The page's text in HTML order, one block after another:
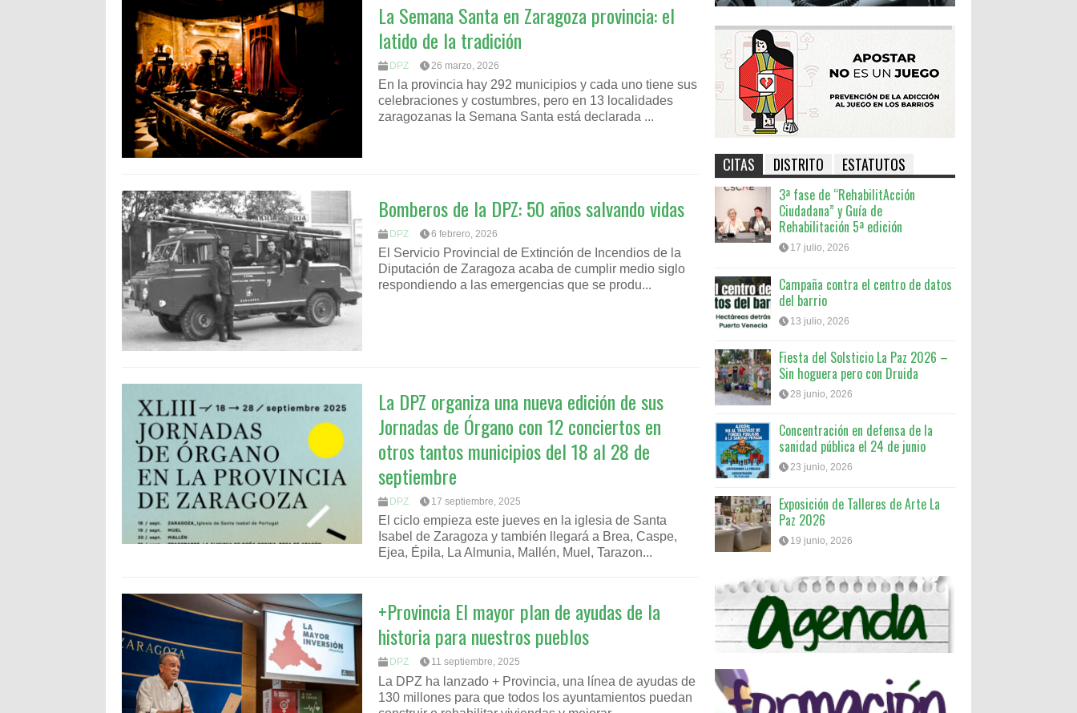
La Semana Santa en Zaragoza provincia: el
latido de la tradición
DPZ 26 marzo, 2026
En la provincia hay 292 municipios y cada uno tiene sus
celebraciones y costumbres, pero en 13 localidades
zaragozanas la Semana Santa está declarada ...
Bomberos de la DPZ: 50 años salvando vidas
DPZ 6 febrero, 2026
El Servicio Provincial de Extinción de Incendios de la
Diputación de Zaragoza acaba de cumplir medio siglo
respondiendo a las emergencias que se produ...
La DPZ organiza una nueva edición de sus
Jornadas de Órgano con 12 conciertos en
otros tantos municipios del 18 al 28 de
septiembre
DPZ 17 septiembre, 2025
El ciclo empieza este jueves en la iglesia de Santa
Isabel de Zaragoza y también llegará a Brea, Caspe,
Ejea, Épila, La Almunia, Mallén, Muel, Tarazon...
+Provincia El mayor plan de ayudas de la
historia para nuestros pueblos
DPZ 11 septiembre, 2025
La DPZ ha lanzado + Provincia, una línea de ayudas de
130 millones para que todos los ayuntamientos puedan
CITAS DISTRITO ESTATUTOS
3ª fase de “RehabilitAcción
Ciudadana” y Guía de
Rehabilitación 5ª edición
17 julio, 2026
Campaña contra el centro de datos
del barrio
13 julio, 2026
Fiesta del Solsticio La Paz 2026 –
Sin hoguera pero con Druida
28 junio, 2026
Concentración en defensa de la
sanidad pública el 24 de junio
23 junio, 2026
Exposición de Talleres de Arte La
Paz 2026
19 junio, 2026